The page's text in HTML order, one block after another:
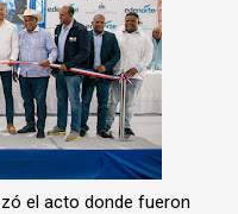
el acto donde fueron